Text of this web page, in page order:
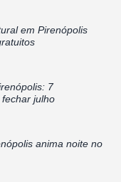
em Pirenópolis
7
julho
anima noite no